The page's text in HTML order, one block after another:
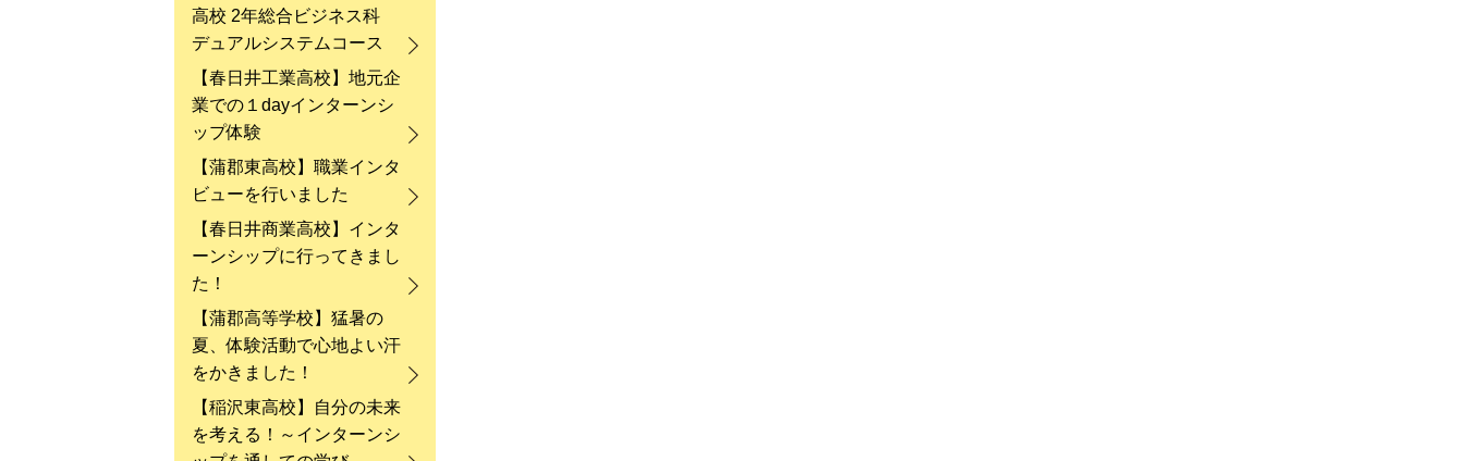
高校 2年総合ビジネス科
デュアルシステムコース
【春日井工業高校】地元企
業での１dayインターンシ
ップ体験
【蒲郡東高校】職業インタ
ビューを行いました
【春日井商業高校】インタ
ーンシップに行ってきまし
た！
【蒲郡高等学校】猛暑の
夏、体験活動で心地よい汗
をかきました！
【稲沢東高校】自分の未来
を考える！～インターンシ